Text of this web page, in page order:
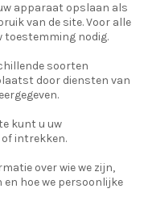
apparaat opslaan als
van de site. Voor alle
toestemming nodig.
soorten
door diensten van
kunt u uw
intrekken.
over wie we zijn,
hoe we persoonlijke